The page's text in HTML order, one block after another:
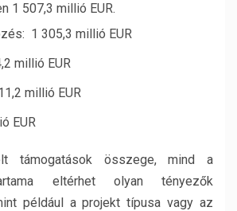
1 507,3 millió EUR.
1 305,3 millió EUR
millió EUR
millió EUR
EUR
támogatások összege, mind a
eltérhet olyan tényezők
például a projekt típusa vagy az